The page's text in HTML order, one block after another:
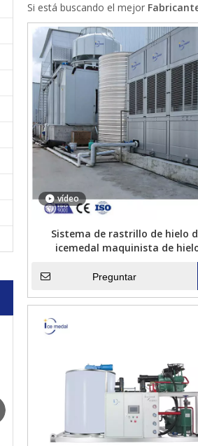
Máquina para fabricar cubitos de hielo
toneladas
Si está buscando el mejor
vídeo
Sistema de rastrillo de hielo
icemedal maquinista de
Preguntar